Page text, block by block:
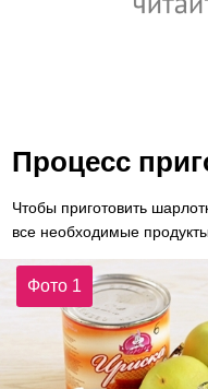
Процесс
Чтобы приготовить
все необходимые
Фото 1